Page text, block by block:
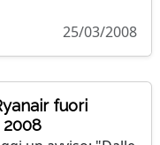
25/03/2008
fuori